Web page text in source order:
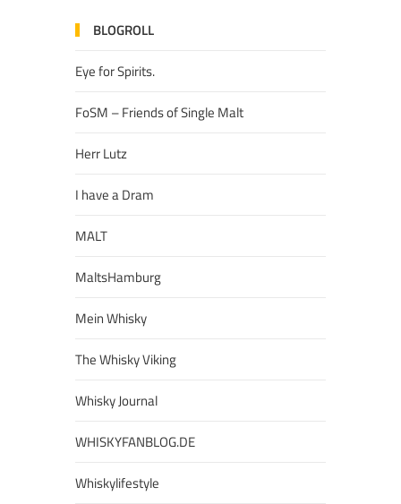
BLOGROLL
Eye for Spirits.
FoSM – Friends of Single Malt
Herr Lutz
I have a Dram
MALT
MaltsHamburg
Mein Whisky
The Whisky Viking
Whisky Journal
WHISKYFANBLOG.DE
Whiskylifestyle